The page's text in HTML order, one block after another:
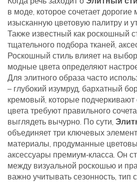
в моде, которое сочетает дорогие
изысканную цветовую палитру и
Также известный как роскошный
тщательного подбора тканей,
Роскошный стиль влияет на
модные цвета определяют
Для элитного образа часто
– глубокий изумруд, бархатный
кремовый, которые подчеркивают
цвета требуют правильного
выглядеть вычурно. По сути,
объединяет три ключевых
материалы, продуманные
аксессуары премиум‑класса. Он
между визуальной роскошью и
важно учитывать сезонность, тип